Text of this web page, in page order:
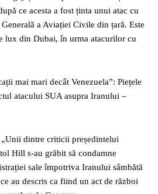
ce acesta a fost ținta unui atac cu
a Aviației Civile din țară. Este
lux din Dubai, în urma atacurilor cu
mai mari decât Venezuela”: Piețele
atacului SUA asupra Iranului –
dintre criticii președintelui
Hill s-au grăbit să condamne
sale împotriva Iranului sâmbătă
au descris ca fiind un act de război